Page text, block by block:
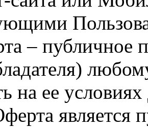
– публичное
на ее
является